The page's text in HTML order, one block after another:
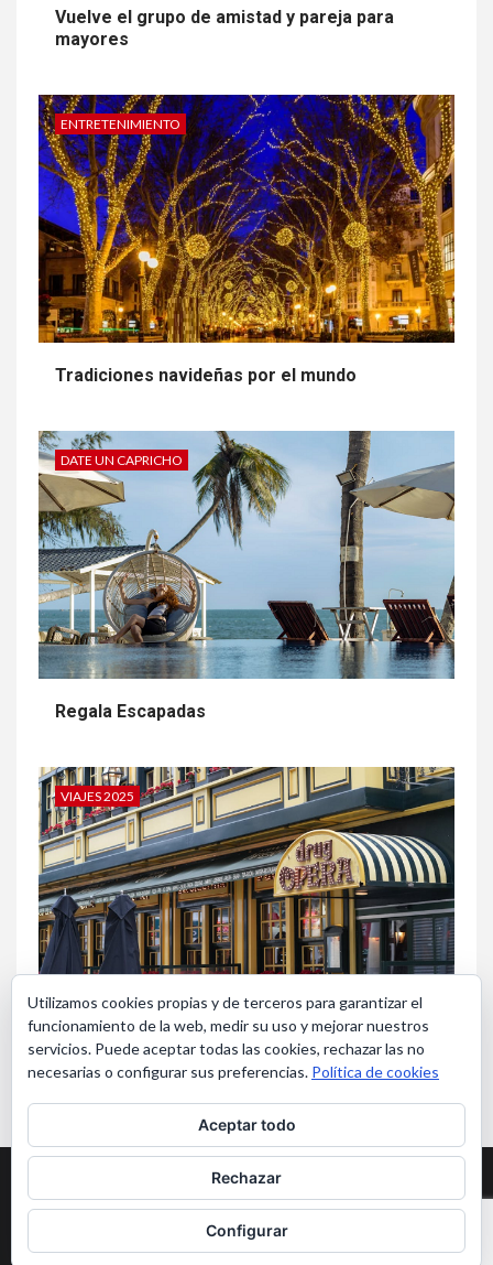
Vuelve el grupo de amistad y pareja para
mayores
ENTRETENIMIENTO
Tradiciones navideñas por el mundo
DATE UN CAPRICHO
Regala Escapadas
VIAJES 2025
Utilizamos cookies propias y de terceros para garantizar el
funcionamiento de la web, medir su uso y mejorar nuestros
servicios. Puede aceptar todas las cookies, rechazar las no
necesarias o configurar sus preferencias. Política de cookies
Aceptar todo
Rechazar
Configurar